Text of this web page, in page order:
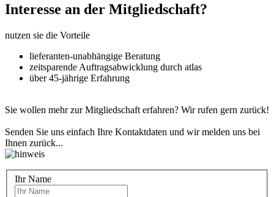
Interesse an der Mitgliedschaft?
nutzen sie die Vorteile
lieferanten-unabhängige Beratung
zeitsparende Auftragsabwicklung durch atlas
über 45-jährige Erfahrung
Sie wollen mehr zur Mitgliedschaft erfahren? Wir rufen gern zurück!
Senden Sie uns einfach Ihre Kontaktdaten und wir melden uns bei
Ihnen zurück...
Ihr Name